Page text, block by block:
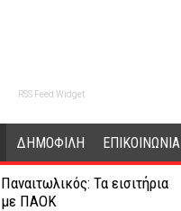
RSS Feed Widget
ΔΗΜΟΦΙΛΗ ΕΠΙΚΟΙΝΩΝΙΑ
Παναιτωλικός: Τα εισιτήρια
με ΠΑΟΚ